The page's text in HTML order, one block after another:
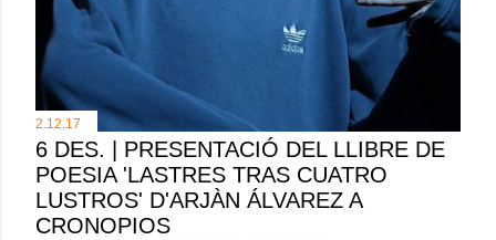
2.12.17
6 DES. | PRESENTACIÓ DEL LLIBRE DE
POESIA 'LASTRES TRAS CUATRO
LUSTROS' D'ARJÀN ÁLVAREZ A
CRONOPIOS